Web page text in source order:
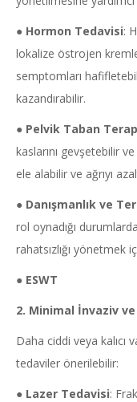
● Hormon Tedavisi:
lokalize östrojen
semptomları
kazandırabilir.
● Pelvik Taban
kaslarını gevşetebilir
ele alabilir ve ağrıyı
● Danışmanlık ve
rol oynadığı
rahatsızlığı yönetmek
● ESWT
2. Minimal İnvaziv
Daha ciddi veya kalıcı
tedaviler önerilebilir:
● Lazer Tedavisi: